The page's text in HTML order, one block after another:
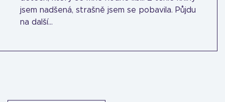
jsem nadšená, strašně jsem se pobavila. Půjdu
na další...